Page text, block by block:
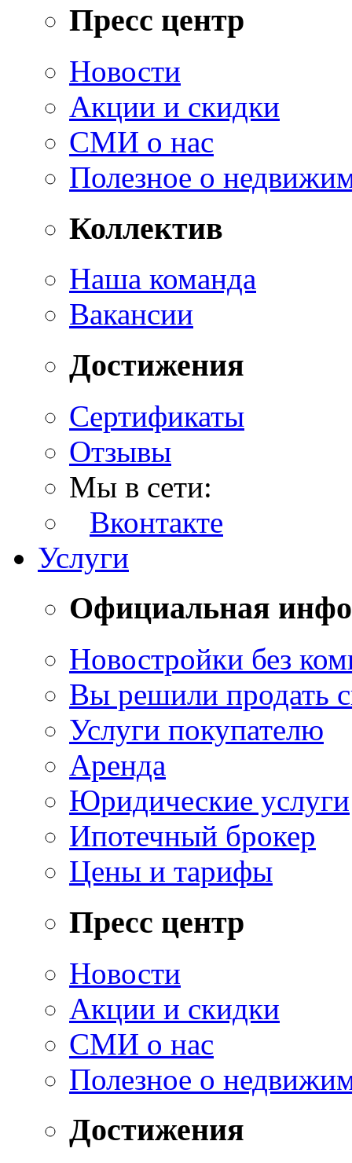
Пресс центр
Новости
Акции и скидки
СМИ о нас
Полезное о
Коллектив
Наша команда
Вакансии
Достижения
Сертификаты
Отзывы
Мы в сети:
Вконтакте
Услуги
Официальная
Новостройки без
Вы решили продать
Услуги покупателю
Аренда
Юридические услуги
Ипотечный брокер
Цены и тарифы
Пресс центр
Новости
Акции и скидки
СМИ о нас
Полезное о
Достижения